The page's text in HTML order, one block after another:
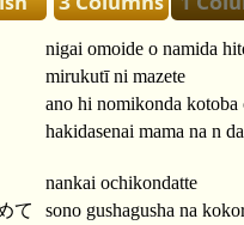
nigai omoide o namida
mirukutī ni mazete
ano hi nomikonda kotoba
hakidasenai mama na n da
nankai ochikondatte
て
sono gushagusha na